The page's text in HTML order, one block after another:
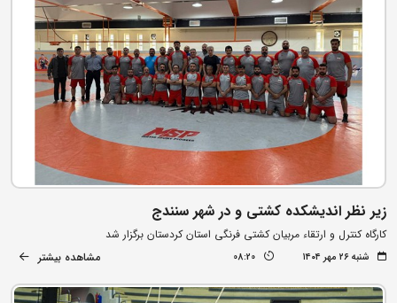
زیر نظر اندیشکده کشتی و در شهر سنندج
کارگاه کنترل و ارتقاء مربیان کشتی فرنگی استان کردستان برگزار شد
شنبه ۲۶ مهر ۱۴۰۴ 08:20 مشاهده بیشتر